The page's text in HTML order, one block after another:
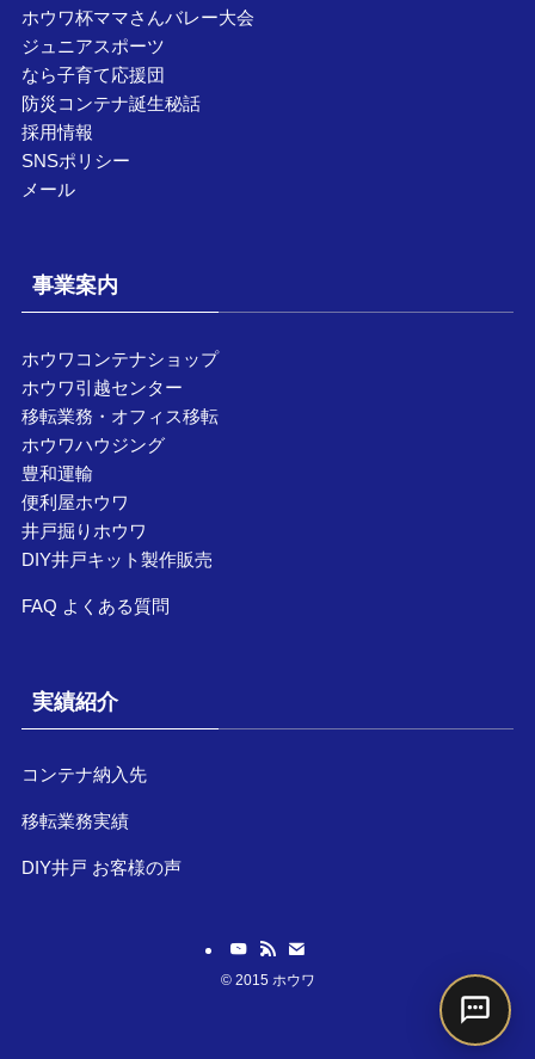
ホウワ杯ママさんバレー大会
ジュニアスポーツ
なら子育て応援団
防災コンテナ誕生秘話
採用情報
SNSポリシー
メール
事業案内
ホウワコンテナショップ
ホウワ引越センター
移転業務・オフィス移転
ホウワハウジング
豊和運輸
便利屋ホウワ
井戸掘りホウワ
DIY井戸キット製作販売
FAQ よくある質問
実績紹介
コンテナ納入先
移転業務実績
DIY井戸 お客様の声
©2015 ホウワ